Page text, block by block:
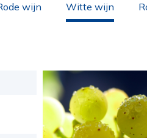
wijn Witte wijn